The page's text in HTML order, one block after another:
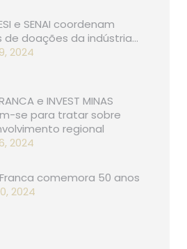
e SENAI coordenam
de doações da indústria…
2024
e INVEST MINAS
se para tratar sobre
regional
2024
Franca comemora 50 anos
2024